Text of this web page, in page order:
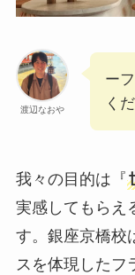
渡辺なおや
ー
く
我々の目的は『
実感してもらえ
す。銀座京橋校
スを体現したフ